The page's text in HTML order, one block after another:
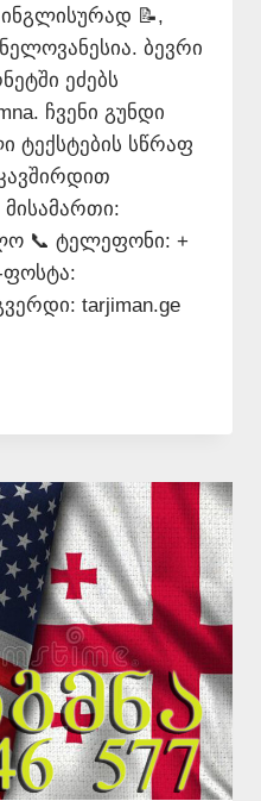
📝,
ბევრი
ეძებს
ჩვენი გუნდი
ტექსტების სწრაფ
📞 ტელეფონი: +
ფოსტა:
tarjiman.ge